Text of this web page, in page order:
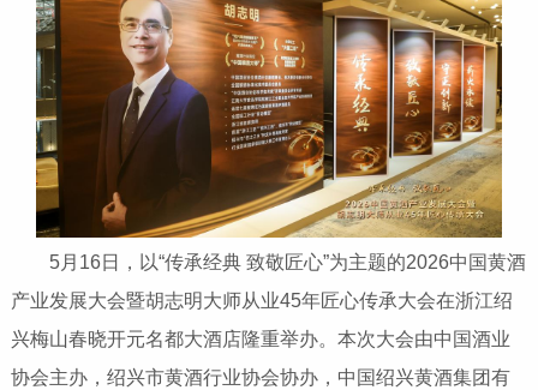
5月16日，以“传承经典 致敬匠心”为主题的2026中国黄酒
产业发展大会暨胡志明大师从业45年匠心传承大会在浙江绍
兴梅山春晓开元名都大酒店隆重举办。本次大会由中国酒业
协会主办，绍兴市黄酒行业协会协办，中国绍兴黄酒集团有